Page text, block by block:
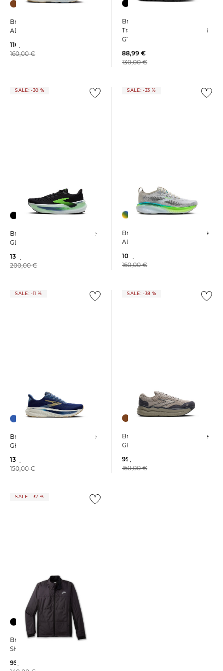
Brooks | Laufschuhe
ADRENALINE GTS 25
110,65 €
160,00 €
Brooks | Herren
Trailrunningschuhe DIVIDE 6
GTX
88,99 €
130,00 €
SALE: -30 %
Brooks | Herren Laufschuhe
GLYCERIN MAX 2
139,99 €
200,00 €
SALE: -33 %
Brooks | Herren Laufschuhe
ADRENALINE GTS 25
106,99 €
160,00 €
SALE: -11 %
Brooks | Herren Laufschuhe
GHOST 17
133,59 €
150,00 €
SALE: -38 %
Brooks | Herren Laufschuhe
GHOST MAX SE
99,99 €
160,00 €
SALE: -32 %
Brooks | Herren Laufjacke
SHIELD HYBRID JACKET 3.0
95,55 €